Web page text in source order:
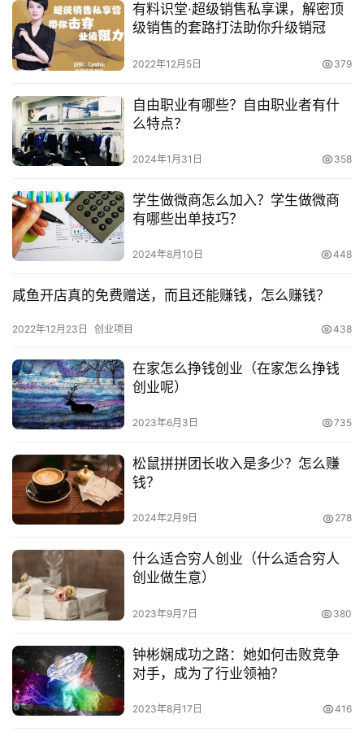
频
号
淘
宝
分
享
女大学生创业什么项目比较好?注意事项有哪些?
载，请注明出处：
https://www.zaotuan.com.cn/139266.html
版权声明：本文内容由互联网用户自发贡献，该文观点仅代表
作者本人。本站仅提供信息存储空间服务，不拥有所有权，不
承担相关法律责任。如发现本站有涉嫌抄袭侵权/违法违规的内
容， 请发送邮件至 153055113@qq.com 举报，一经查实，
本站将立刻删除。
有料识堂·超级销售私享课，解密顶
级销售的套路打法助你升级销冠
2022年12月5日 379
自由职业有哪些？自由职业者有什
么特点？
2024年1月31日 358
学生做微商怎么加入？学生做微商
有哪些出单技巧？
2024年8月10日 448
咸鱼开店真的免费赠送，而且还能赚钱，怎么赚钱？
2022年12月23日 创业项目 438
在家怎么挣钱创业（在家怎么挣钱
创业呢）
2023年6月3日 735
松鼠拼拼团长收入是多少？怎么赚
钱？
2024年2月9日 278
什么适合穷人创业（什么适合穷人
创业做生意）
2023年9月7日 380
钟彬娴成功之路：她如何击败竞争
对手，成为了行业领袖？
2023年8月17日 416